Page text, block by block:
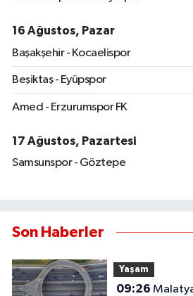
16 Ağustos, Pazar
Başakşehir - Kocaelispor
Beşiktaş - Eyüpspor
Amed - Erzurumspor FK
17 Ağustos, Pazartesi
Samsunspor - Göztepe
Son Haberler
Yaşam
09:26